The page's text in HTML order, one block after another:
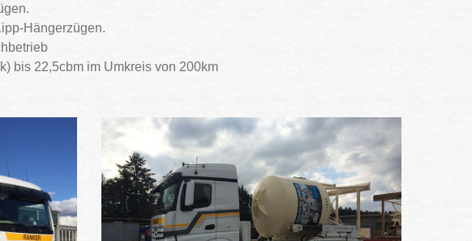
Hängerzügen.
bis 22,5cbm im Umkreis von 200km